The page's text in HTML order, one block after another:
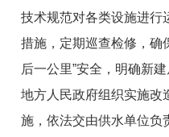
技术规范对各类设施进行
措施，定期巡查检修，确
后一公里”安全，明确新
地方人民政府组织实施改
施，依法交由供水单位负